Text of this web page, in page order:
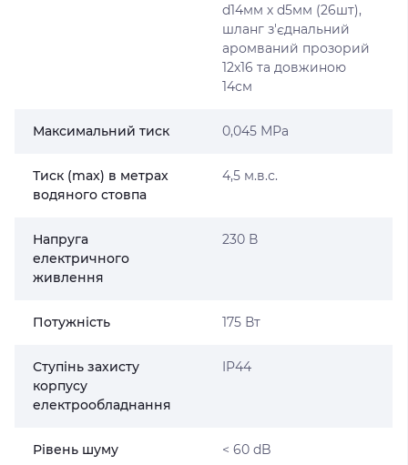
d14мм х d5мм (26шт),
шланг з'єднальний
аромваний прозорий
12х16 та довжиною
14см
Максимальний тиск 0,045 МРа
Тиск (max) в метрах
водяного стовпа
4,5 м.в.с.
Напруга
електричного
живлення
230 В
Потужність 175 Вт
Ступінь захисту
корпусу
електрообладнання
IP44
Рівень шуму < 60 dB